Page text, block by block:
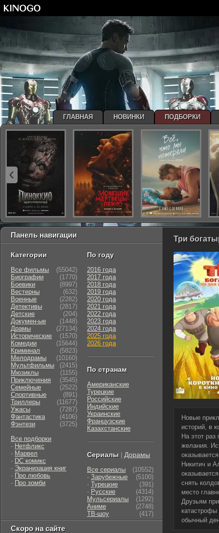
Три
Новые
историй, в
На этот
желания.
Никитич и
снять
место
Друзьям
катастрофы
обычный
Панель навигации
Категории
Все фильмы
(55042)
Биографии
(1770)
Боевики
(8997)
Вестерны
(632)
Военные
(2282)
Детективы
(2817)
Детские
(204)
Докумен-ые
(1448)
Драмы
(27134)
Исторические
(1570)
Комедии
(15644)
Криминал
(5823)
Мелодрамы
(10160)
Мультфильмы
(2415)
Мюзиклы
(1155)
Приключения
(3545)
Семейные
(2522)
Cпортивные
(891)
Триллеры
(11677)
Ужасы
(7287)
Фантастика
(4106)
Фэнтези
(3725)
Все подборки
- Нетфликс
- Марвел
- DC комикс
- Экранизация книг
- Про любовь
- Про зомби
По году
2016 года
2017 года
2018 года
2019 года
2020 года
2021 года
2022 года
2023 года
2024 года
2025 года
2026 года
По странам
Американские
Турецкие
Российские
Индийские
Украинские
Французские
Казахстанские
Сериалы Дорамы
Все сериалы
(10552)
- Зарубежные
(5100)
- Турецкие
(391)
- Русские
(4314)
Мульсериалы
(1292)
Аниме
(2748)
ТВ-шоу
(417)
Скоро на сайте
ГЛАВНАЯ НОВИНКИ ПОДБОРКИ
‹